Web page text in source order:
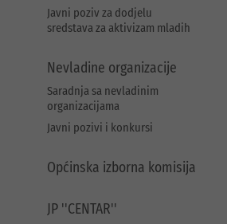
Javni poziv za dodjelu
sredstava za aktivizam mladih
Nevladine organizacije
Saradnja sa nevladinim
organizacijama
Javni pozivi i konkursi
Općinska izborna komisija
JP ''CENTAR''